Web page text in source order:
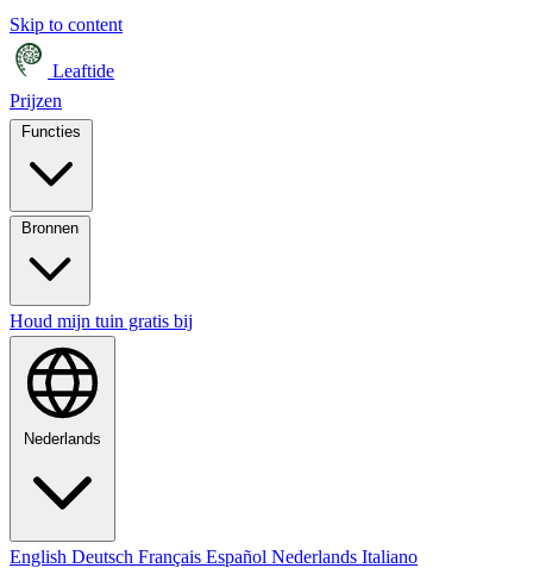
Skip to content
Leaftide
Prijzen
Houd mijn tuin gratis bij
Nederlands
English Deutsch Français Español Nederlands Italiano